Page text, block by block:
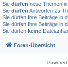
Sie dürfen neue Themen
Sie dürfen Antworten zu
Sie dürfen Ihre Beiträge in
Sie dürfen Ihre Beiträge in
Sie dürfen keine
Foren-Übersicht
Powered